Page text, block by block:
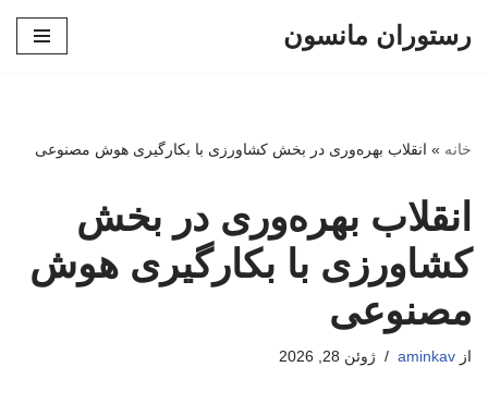
رستوران مانسون
خانه » انقلاب بهره‌وری در بخش کشاورزی با بکارگیری هوش مصنوعی
انقلاب بهره‌وری در بخش
کشاورزی با بکارگیری هوش
مصنوعی
از aminkav ژوئن 28, 2026